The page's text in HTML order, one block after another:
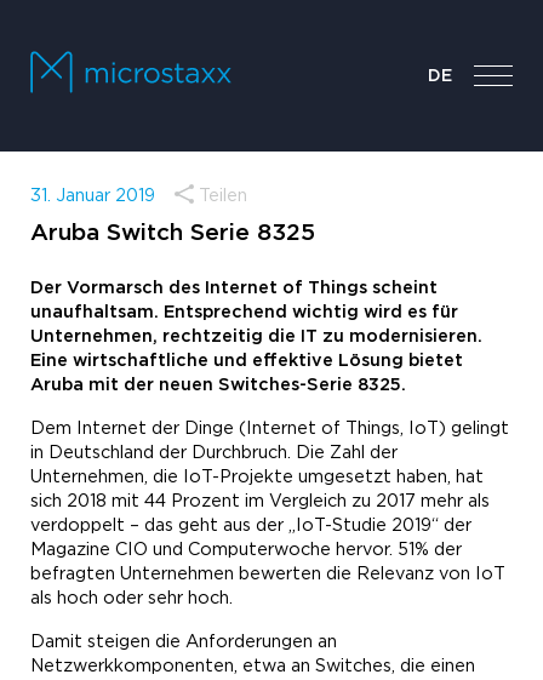
DE
31. Januar 2019 Teilen
Aruba Switch Serie 8325
Der Vormarsch des Internet of Things scheint
unaufhaltsam. Entsprechend wichtig wird es für
Unternehmen, rechtzeitig die IT zu modernisieren.
Eine wirtschaftliche und effektive Lösung bietet
Aruba mit der neuen Switches-Serie 8325.
Dem Internet der Dinge (Internet of Things, IoT) gelingt
in Deutschland der Durchbruch. Die Zahl der
Unternehmen, die IoT-Projekte umgesetzt haben, hat
sich 2018 mit 44 Prozent im Vergleich zu 2017 mehr als
verdoppelt – das geht aus der „IoT-Studie 2019“ der
Magazine CIO und Computerwoche hervor. 51% der
befragten Unternehmen bewerten die Relevanz von IoT
als hoch oder sehr hoch.
Damit steigen die Anforderungen an
Netzwerkkomponenten, etwa an Switches, die einen